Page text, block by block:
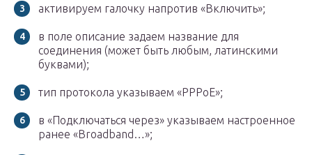
активируем галочку напротив «Включить»;
в поле описание задаем название для
соединения (может быть любым, латинскими
буквами);
тип протокола указываем «PPPoE»;
в «Подключаться через» указываем настроенное
ранее «Broadband…»;